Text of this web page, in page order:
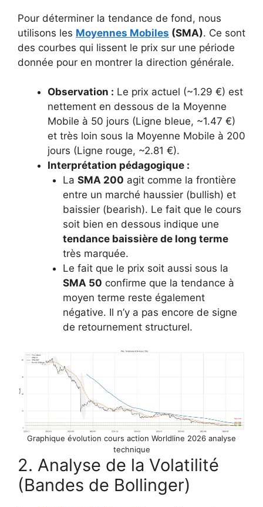
Pour déterminer la tendance de fond, nous
utilisons les Moyennes Mobiles (SMA). Ce sont
des courbes qui lissent le prix sur une période
donnée pour en montrer la direction générale.
Observation : Le prix actuel (~1.29 €) est
nettement en dessous de la Moyenne
Mobile à 50 jours (Ligne bleue, ~1.47 €)
et très loin sous la Moyenne Mobile à 200
jours (Ligne rouge, ~2.81 €).
Interprétation pédagogique :
La SMA 200 agit comme la frontière
entre un marché haussier (bullish) et
baissier (bearish). Le fait que le cours
soit bien en dessous indique une
tendance baissière de long terme
très marquée.
Le fait que le prix soit aussi sous la
SMA 50 confirme que la tendance à
moyen terme reste également
négative. Il n’y a pas encore de signe
de retournement structurel.
Graphique évolution cours action Worldline 2026 analyse
technique
2. Analyse de la Volatilité
(Bandes de Bollinger)